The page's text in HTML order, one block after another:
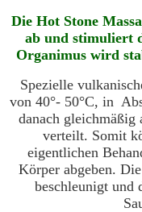
Die Hot Stone
ab und stimuliert
Organimus wird
Spezielle
von 40°- 50°C, in
danach gleichmäßig
verteilt. Somit
eigentlichen
Körper abgeben.
beschleunigt und